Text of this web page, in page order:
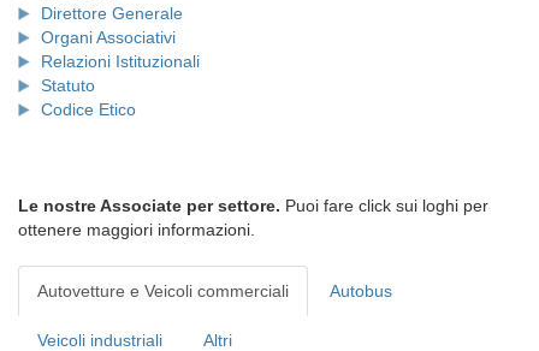
Direttore Generale
Organi Associativi
Relazioni Istituzionali
Statuto
Codice Etico
Le nostre Associate per settore. Puoi fare click sui loghi per
ottenere maggiori informazioni.
Autovetture e Veicoli commerciali Autobus
Veicoli industriali Altri